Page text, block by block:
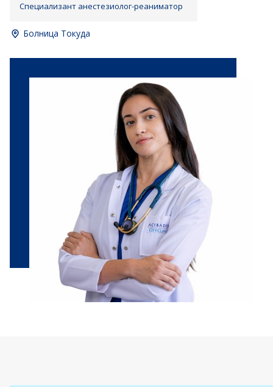
Специализант анестезиолог-реаниматор
Болница Токуда